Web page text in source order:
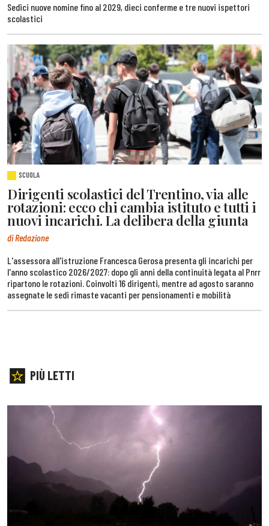
Sedici nuove nomine fino al 2029, dieci conferme e tre nuovi ispettori
scolastici
SCUOLA
Dirigenti scolastici del Trentino, via alle
rotazioni: ecco chi cambia istituto e tutti i
nuovi incarichi. La delibera della giunta
di Redazione
L'assessora all'istruzione Francesca Gerosa presenta gli incarichi per
l'anno scolastico 2026/2027: dopo gli anni della continuità legata al Pnrr
ripartono le rotazioni. Coinvolti 16 dirigenti, mentre ad agosto saranno
assegnate le sedi rimaste vacanti per pensionamenti e mobilità
PIÙ LETTI